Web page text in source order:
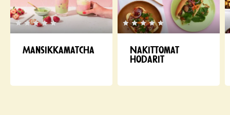
Mansikkamatcha
Nakittomat
hodarit